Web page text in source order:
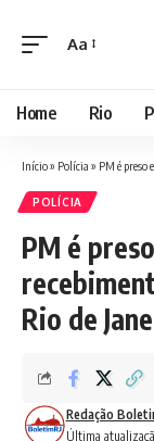
Font
Aa
Home Rio
Início» Polícia » PM é preso
POLÍCIA
PM é
Rio de
Última
Redação